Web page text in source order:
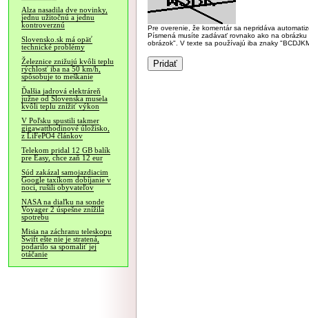
Alza nasadila dve novinky,
jednu užitočnú a jednu
kontroverznú
Slovensko.sk má opäť
technické problémy
Železnice znižujú kvôli teplu
rýchlosť iba na 50 km/h,
spôsobuje to meškanie
Ďalšia jadrová elektráreň
južne od Slovenska musela
kvôli teplu znížiť výkon
V Poľsku spustili takmer
gigawatthodinové úložisko,
z LiFePO4 článkov
Telekom pridal 12 GB balík
pre Easy, chce zaň 12 eur
Súd zakázal samojazdiacim
Google taxíkom dobíjanie v
noci, rušili obyvateľov
NASA na diaľku na sonde
Voyager 2 úspešne znížila
spotrebu
Misia na záchranu teleskopu
Swift ešte nie je stratená,
podarilo sa spomaliť jej
otáčanie
Pre overenie, že komentár sa nepridáva
Písmená musíte zadávať rovnako ako na
obrázok". V texte sa používajú iba znaky